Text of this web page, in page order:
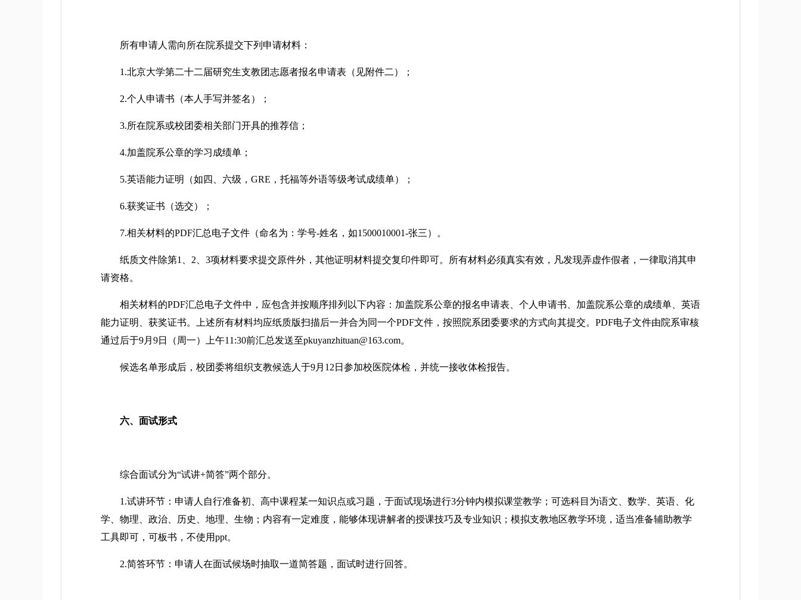
所有申请人需向所在院系提交下列申请材料：
1.北京大学第二十二届研究生支教团志愿者报名申请表（见附件二）；
2.个人申请书（本人手写并签名）；
3.所在院系或校团委相关部门开具的推荐信；
4.加盖院系公章的学习成绩单；
5.英语能力证明（如四、六级，GRE，托福等外语等级考试成绩单）；
6.获奖证书（选交）；
7.相关材料的PDF汇总电子文件（命名为：学号-姓名，如1500010001-张三）。
纸质文件除第1、2、3项材料要求提交原件外，其他证明材料提交复印件即可。所有材料必须真实有效，凡发现弄虚作假者，一律取消其申
请资格。
相关材料的PDF汇总电子文件中，应包含并按顺序排列以下内容：加盖院系公章的报名申请表、个人申请书、加盖院系公章的成绩单、英语
能力证明、获奖证书。上述所有材料均应纸质版扫描后一并合为同一个PDF文件，按照院系团委要求的方式向其提交。PDF电子文件由院系审核
通过后于9月9日（周一）上午11:30前汇总发送至pkuyanzhituan@163.com。
候选名单形成后，校团委将组织支教候选人于9月12日参加校医院体检，并统一接收体检报告。
六、面试形式
综合面试分为“试讲+简答”两个部分。
1.试讲环节：申请人自行准备初、高中课程某一知识点或习题，于面试现场进行3分钟内模拟课堂教学；可选科目为语文、数学、英语、化
学、物理、政治、历史、地理、生物；内容有一定难度，能够体现讲解者的授课技巧及专业知识；模拟支教地区教学环境，适当准备辅助教学
工具即可，可板书，不使用ppt。
2.简答环节：申请人在面试候场时抽取一道简答题，面试时进行回答。